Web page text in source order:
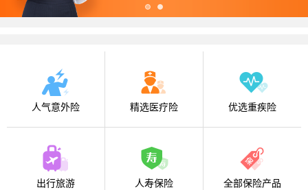
人气意外险 精选医疗险 优选重疾险
出行旅游 人寿保险 全部保险产品